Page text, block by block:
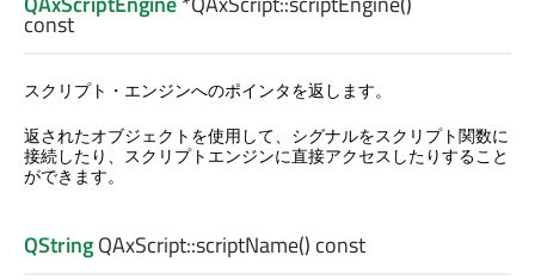
const
スクリプト・エンジンへのポインタを返します。
返されたオブジェクトを使用して、シグナルをスクリプト関数に
接続したり、スクリプトエンジンに直接アクセスしたりすること
ができます。
QStringQAxScript::scriptName() const